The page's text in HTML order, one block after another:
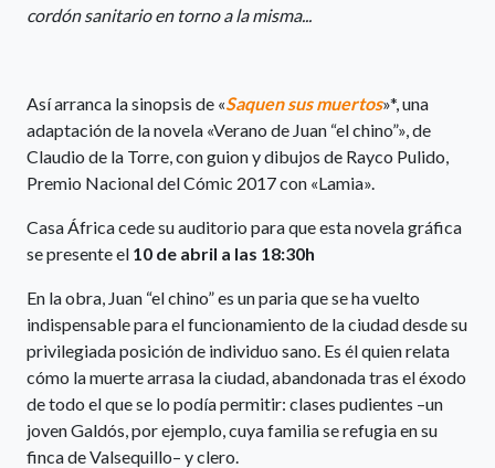
cordón sanitario en torno a la misma...
Así arranca la sinopsis de «Saquen sus muertos»*, una
adaptación de la novela «Verano de Juan “el chino”», de
Claudio de la Torre, con guion y dibujos de Rayco Pulido,
Premio Nacional del Cómic 2017 con «Lamia».
Casa África cede su auditorio para que esta novela gráfica
se presente el 10 de abril a las 18:30h
En la obra, Juan “el chino” es un paria que se ha vuelto
indispensable para el funcionamiento de la ciudad desde su
privilegiada posición de individuo sano. Es él quien relata
cómo la muerte arrasa la ciudad, abandonada tras el éxodo
de todo el que se lo podía permitir: clases pudientes –un
joven Galdós, por ejemplo, cuya familia se refugia en su
finca de Valsequillo– y clero.